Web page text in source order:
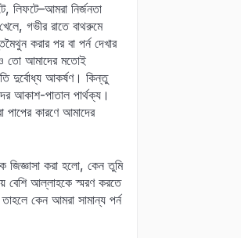
লিফটে–আমরা নির্জনতা
গভীর রাতে বাথরুমে
করার পর বা পর্ন দেখার
তো আমাদের মতোই
দুর্বোধ্য আকর্ষণ। কিন্তু
আকাশ-পাতাল পার্থক্য।
পাপের কারণে আমাদের
জিজ্ঞাসা করা হলো, কেন তুমি
বেশি আল্লাহকে স্মরণ করতে
কেন আমরা সামান্য পর্ন